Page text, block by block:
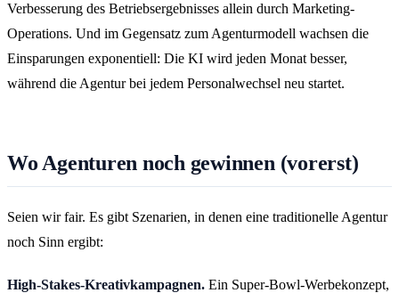
Verbesserung des Betriebsergebnisses allein durch Marketing-
Operations. Und im Gegensatz zum Agenturmodell wachsen die
Einsparungen exponentiell: Die KI wird jeden Monat besser,
während die Agentur bei jedem Personalwechsel neu startet.
Wo Agenturen noch gewinnen (vorerst)
Seien wir fair. Es gibt Szenarien, in denen eine traditionelle Agentur
noch Sinn ergibt:
High-Stakes-Kreativkampagnen. Ein Super-Bowl-Werbekonzept,